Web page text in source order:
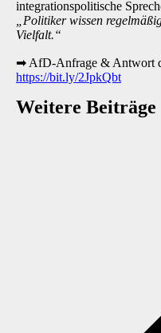
integrationspolitische
„Politiker wissen
Vielfalt.“
➡ AfD-Anfrage & Antwort
https://bit.ly/2JpkQbt
Weitere Beiträge